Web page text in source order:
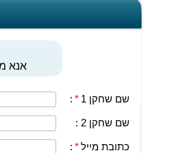
אנא
שם שחקן 1 *
:
שם שחקן 2 :
כתובת מייל*
: